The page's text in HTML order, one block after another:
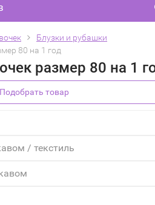
Блузки и рубашки
80 на 1 год
размер 80 на 1
Подобрать товар
/ текстиль